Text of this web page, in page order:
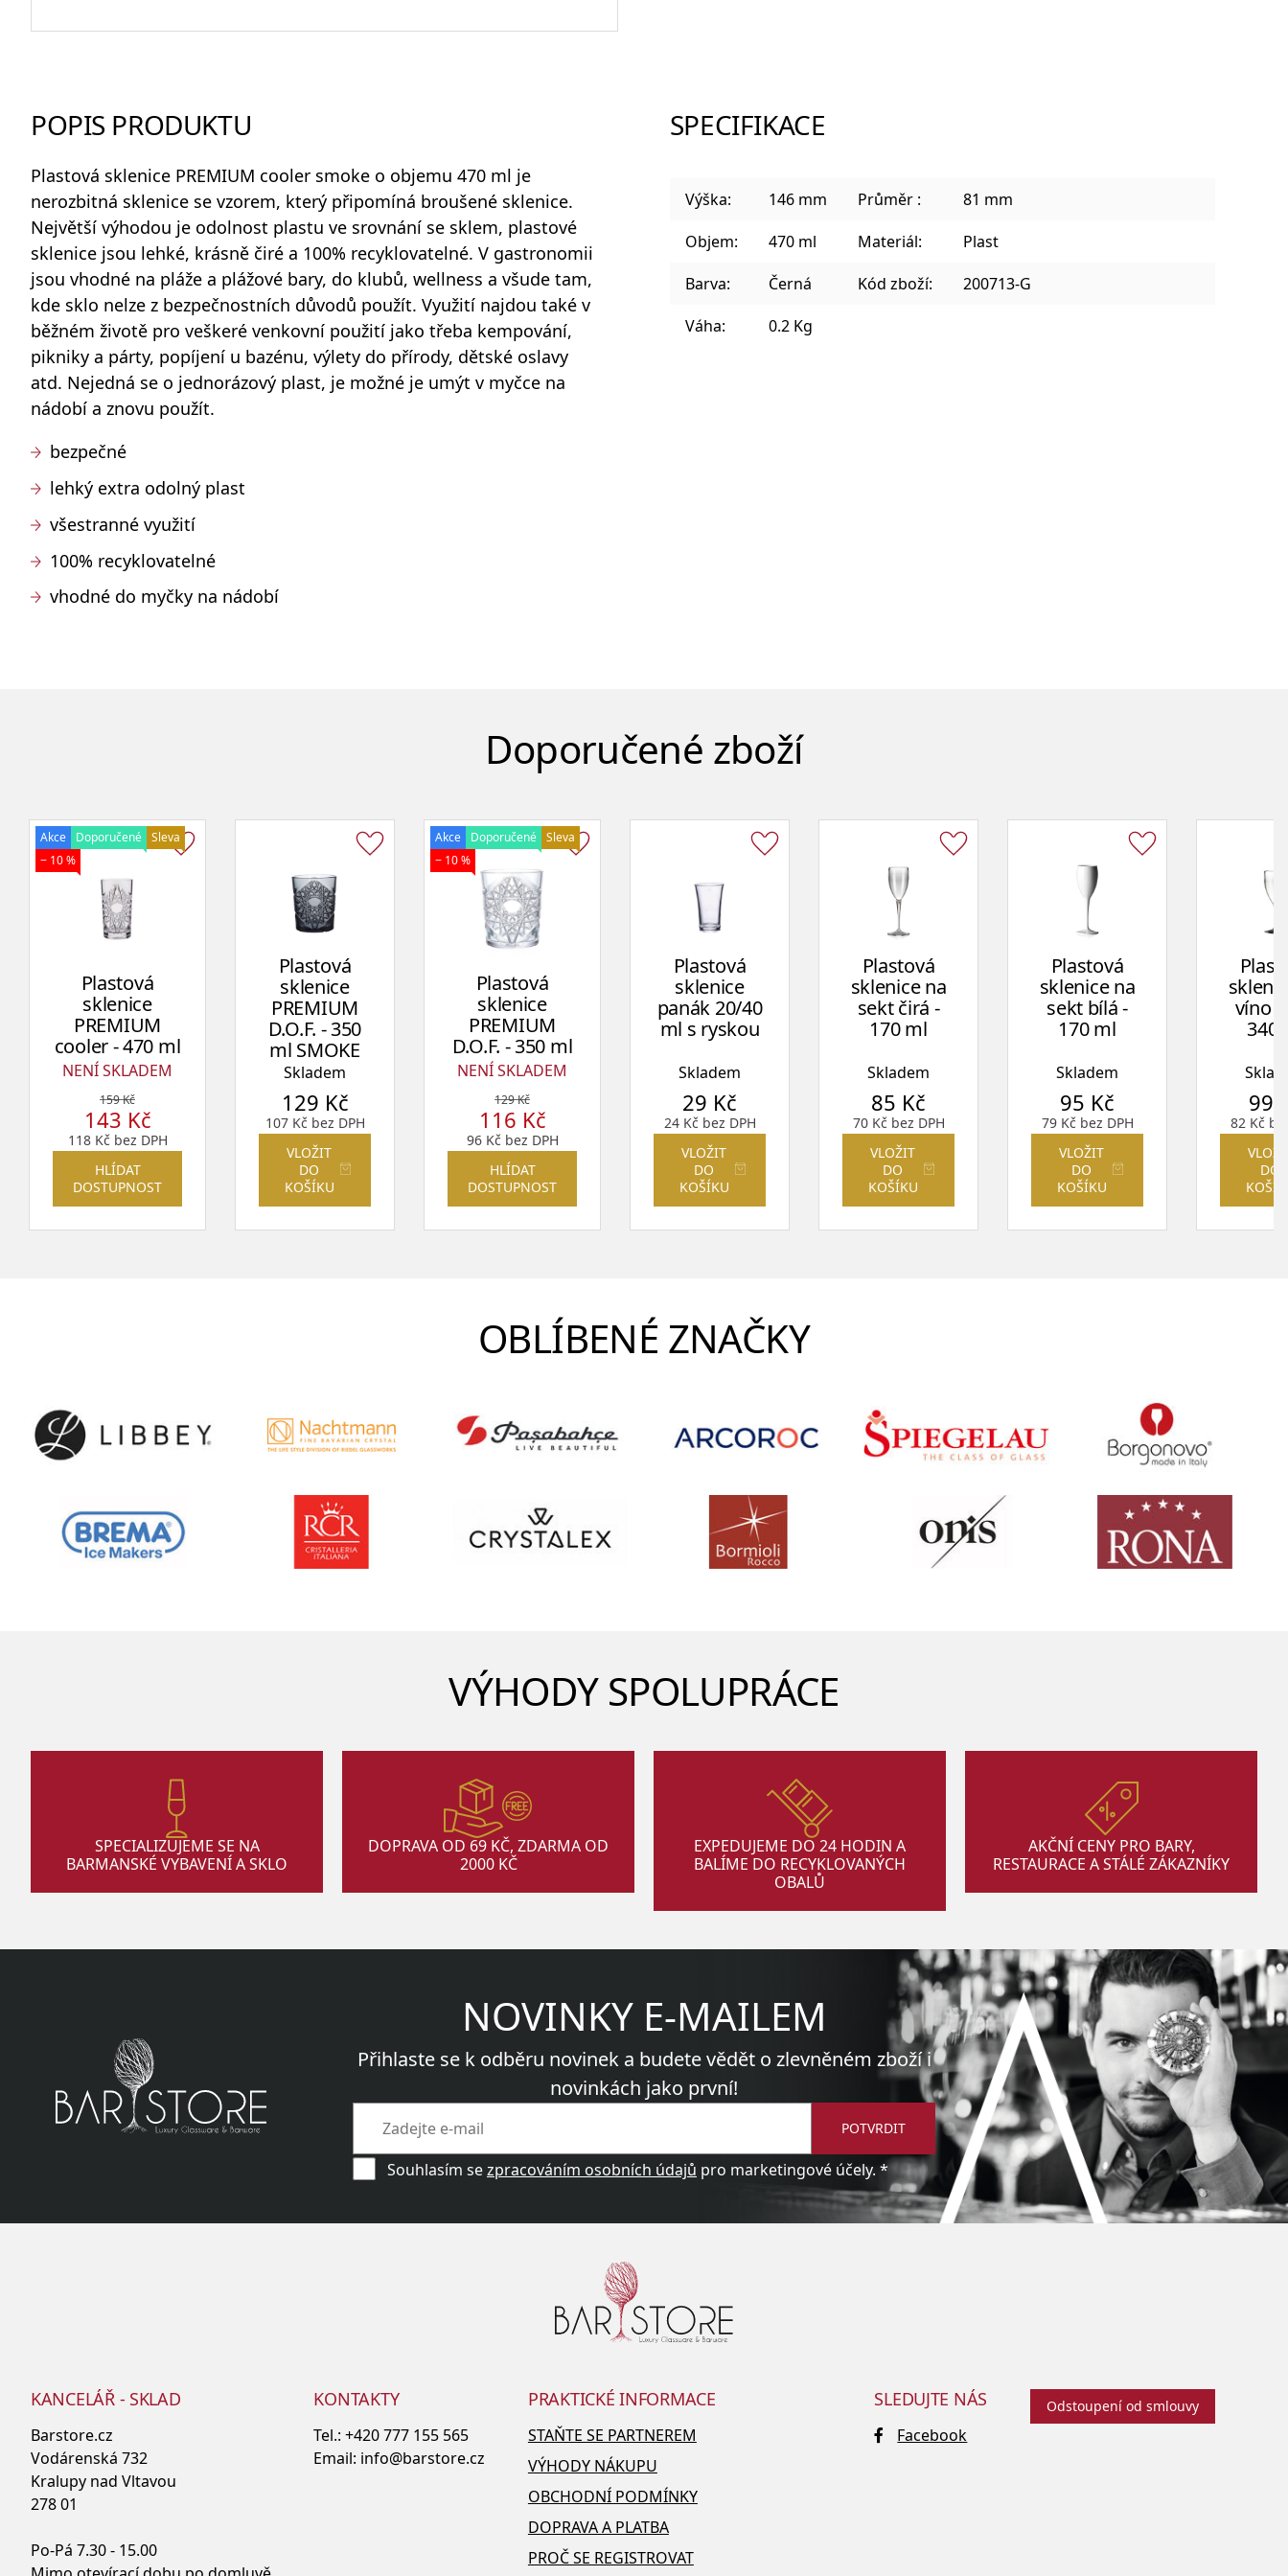
Skleněné dózy na potraviny Designové sklenice na koktejly
POPIS PRODUKTU
Plastová sklenice PREMIUM cooler smoke o objemu 470 ml je
nerozbitná sklenice se vzorem, který připomíná broušené sklenice.
Největší výhodou je odolnost plastu ve srovnání se sklem, plastové
sklenice jsou lehké, krásně čiré a 100% recyklovatelné. V gastronomii
jsou vhodné na pláže a plážové bary, do klubů, wellness a všude tam,
kde sklo nelze z bezpečnostních důvodů použít. Využití najdou také v
běžném životě pro veškeré venkovní použití jako třeba kempování,
pikniky a párty, popíjení u bazénu, výlety do přírody, dětské oslavy
atd. Nejedná se o jednorázový plast, je možné je umýt v myčce na
nádobí a znovu použít.
bezpečné
lehký extra odolný plast
všestranné využití
100% recyklovatelné
vhodné do myčky na nádobí
SPECIFIKACE
Výška: 146 mm Průměr :
81 mm
Objem:
470 ml Materiál:
Plast
Barva:
Černá Kód zboží:
200713-G
Váha:
0.2 Kg
Doporučené zboží
Akce Doporučené Sleva
− 10 %
Plastová
sklenice
PREMIUM
cooler - 470 ml
NENÍ SKLADEM
159Kč
143 Kč
118 Kčbez DPH
HLÍDAT
DOSTUPNOST
Plastová
sklenice
PREMIUM
D.O.F. - 350
ml SMOKE
Skladem
129 Kč
107 Kčbez DPH
VLOŽIT
DO
KOŠÍKU
Akce Doporučené Sleva
− 10 %
Plastová
sklenice
PREMIUM
D.O.F. - 350 ml
NENÍ SKLADEM
129Kč
116 Kč
96 Kčbez DPH
HLÍDAT
DOSTUPNOST
Plastová
sklenice
panák 20/40
ml s ryskou
Skladem
29 Kč
24 Kčbez DPH
VLOŽIT
DO
KOŠÍKU
Plastová
sklenice na
sekt čirá -
170 ml
Skladem
85 Kč
70 Kčbez DPH
VLOŽIT
DO
KOŠÍKU
Plastová
sklenice na
sekt bílá -
170 ml
Skladem
95 Kč
79 Kčbez DPH
VLOŽIT
DO
KOŠÍKU
víno
340
99
82 Kč
DO
OBLÍBENÉ ZNAČKY
VÝHODY SPOLUPRÁCE
SPECIALIZUJEME SE NA
BARMANSKÉ VYBAVENÍ A SKLO
DOPRAVA OD 69 KČ, ZDARMA OD
2000 KČ
EXPEDUJEME DO 24 HODIN A
BALÍME DO RECYKLOVANÝCH
OBALŮ
AKČNÍ CENY PRO BARY,
RESTAURACE A STÁLÉ ZÁKAZNÍKY
NOVINKY E-MAILEM
Přihlaste se k odběru novinek a budete vědět o zlevněném zboží i
novinkách jako první!
POTVRDIT
Souhlasím sezpracováním osobních údajů pro marketingové účely. *
KANCELÁŘ - SKLAD
Barstore.cz
Vodárenská 732
Kralupy nad Vltavou
278 01
Po-Pá 7.30 - 15.00
KONTAKTY
Tel.:+420 777 155 565
Email: info@barstore.cz
PRAKTICKÉ INFORMACE
STAŇTE SE PARTNEREM
VÝHODY NÁKUPU
OBCHODNÍ PODMÍNKY
DOPRAVA A PLATBA
PROČ SE REGISTROVAT
SLEDUJTE NÁS
Facebook
Odstoupení od smlouvy